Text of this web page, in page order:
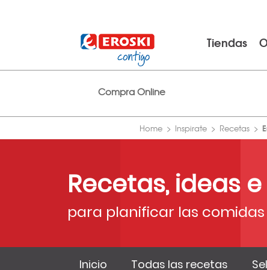
Tiendas
Compra Online
Home Inspirate Recetas
Recetas, ideas
para planificar las
Inicio Todas las recetas